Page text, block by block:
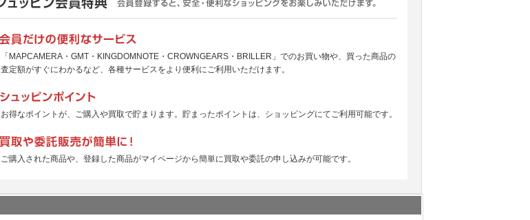
「MAPCAMERA・GMT・KINGDOMNOTE・CROWNGEARS・BRILLER」でのお買い物や、買った商品の
査定額がすぐにわかるなど、各種サービスをより便利にご利用いただけます。
お得なポイントが、ご購入や買取で貯まります。貯まったポイントは、ショッピングにてご利用可能です。
ご購入された商品や、登録した商品がマイページから簡単に買取や委託の申し込みが可能です。